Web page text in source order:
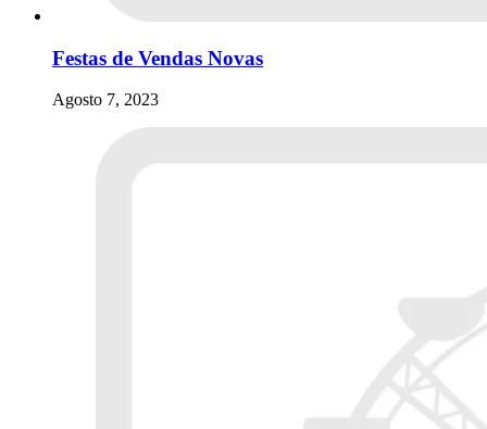
Festas de Vendas Novas
Agosto 7, 2023